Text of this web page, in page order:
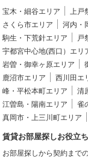
宝木・細谷エリア 上
さくら市エリア
河内・
駒生・下荒針エリア
戸
宇都宮中心地(西口）エリ
岩曽・御幸ヶ原エリア
鹿沼市エリア
西川田エ
峰・平松本町エリア
清
江曽島・陽南エリア
雀
真岡市・上三川町エリア
賃貸お部屋探しお役立
お部屋探しから契約まで